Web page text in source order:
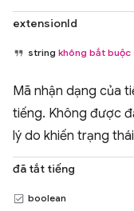
extensionId
string không bắt buộc
Mã nhận dạng của
tiếng. Không được
lý do khiến trạng
đã tắt tiếng
boolean